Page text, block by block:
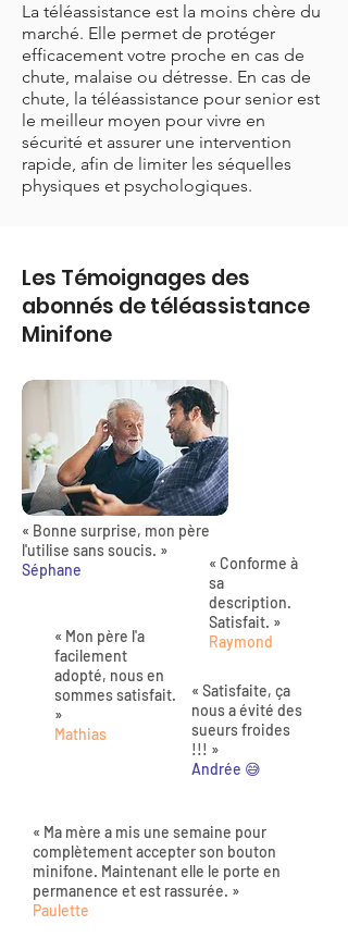
La téléassistance est la moins chère du
marché. Elle permet de protéger
efficacement votre proche en cas de
chute, malaise ou détresse. En cas de
chute, la téléassistance pour senior est
le meilleur moyen pour vivre en
sécurité et assurer une intervention
rapide, afin de limiter les séquelles
physiques et psychologiques.
Les Témoignages des
abonnés de téléassistance
Minifone
« Bonne surprise, mon père
l'utilise sans soucis. »
Séphane
« Mon père l'a
facilement
adopté, nous en
sommes satisfait.
»
Mathias
« Conforme à
sa
description.
Satisfait. »
Raymond
« Satisfaite, ça
nous a évité des
sueurs froides
!!! »
Andrée 😅
« Ma mère a mis une semaine pour
complètement accepter son bouton
minifone. Maintenant elle le porte en
permanence et est rassurée. »
Paulette